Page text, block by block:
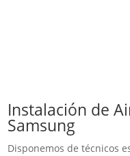
Instalación de
Samsung
Disponemos de técnicos